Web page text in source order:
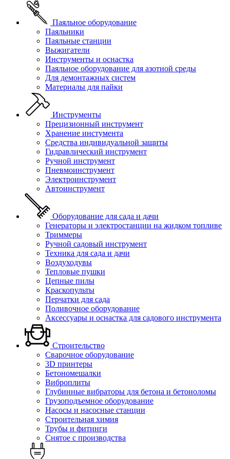
Паяльное оборудование
Паяльники
Паяльные станции
Выжигатели
Инструменты и оснастка
Паяльное оборудование для азотной среды
Для демонтажных систем
Материалы для пайки
Инструменты
Прецизионный инструмент
Хранение инстумента
Средства индивидуальной защиты
Гидравлический инструмент
Ручной инструмент
Пневмоинструмент
Электроинструмент
Автоинструмент
Оборудование для сада и дачи
Генераторы и электростанции на жидком топливе
Триммеры
Ручной садовый инструмент
Техника для сада и дачи
Воздуходувы
Тепловые пушки
Цепные пилы
Краскопульты
Перчатки для сада
Поливочное оборудование
Аксессуары и оснастка для садового инструмента
Строительство
Сварочное оборудование
3D принтеры
Бетономешалки
Виброплиты
Глубинные вибраторы для бетона и бетоноломы
Грузоподъемное оборудование
Насосы и насосные станции
Строительная химия
Трубы и фитинги
Снятое с производства